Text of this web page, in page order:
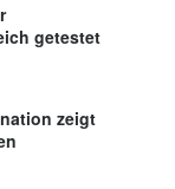
getestet
zeigt